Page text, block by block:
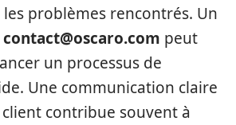
problèmes rencontrés. Un
contact@oscaro.com peut
un processus de
Une communication claire
client contribue souvent à